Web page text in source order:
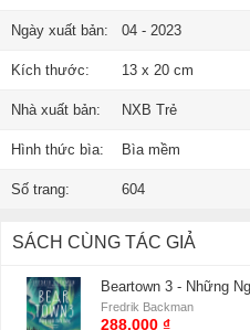
Ngày xuất bản: 04 - 2023
Kích thước: 13 x 20 cm
Nhà xuất bản: NXB Trẻ
Hình thức bìa: Bìa mềm
Số trang: 604
SÁCH CÙNG TÁC GIẢ
Beartown 3 - Những
Fredrik Backman
288.000 ₫